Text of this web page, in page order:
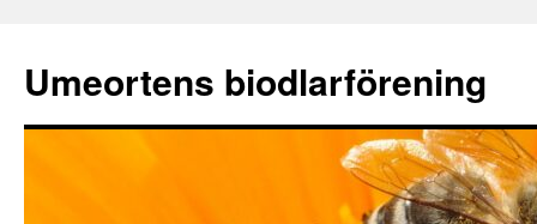
Umeortens biodlarförening